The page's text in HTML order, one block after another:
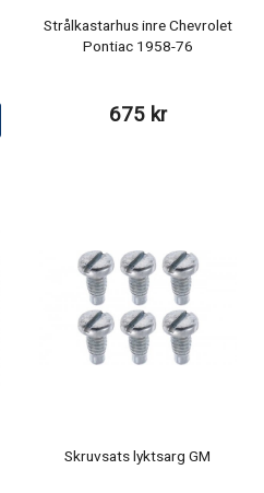
Strålkastarhus inre Chevrolet
Pontiac 1958-76
675 kr
Skruvsats lyktsarg GM